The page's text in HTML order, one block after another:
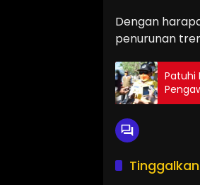
Dengan
penurunan
Patuhi